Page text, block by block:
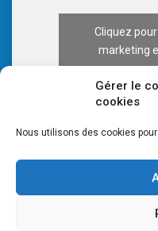
Gérer le
cookies
Nous utilisons des cookies
Cliquez
marketing